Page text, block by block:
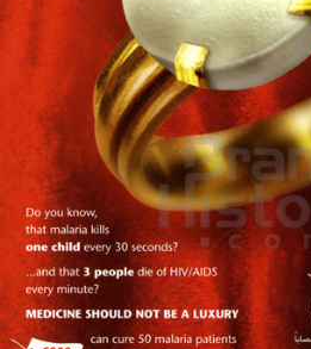
MEDECINS SANS
MEDECINS SANS